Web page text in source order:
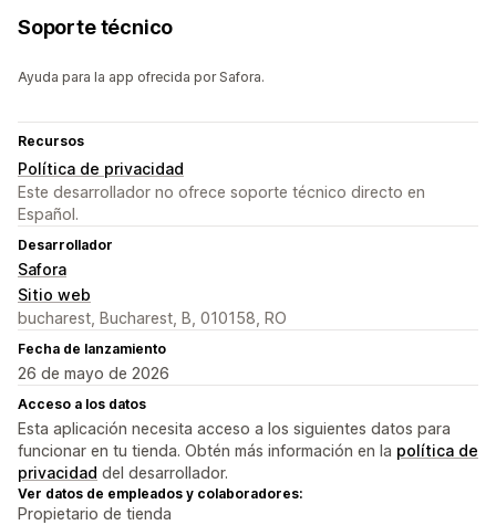
Soporte técnico
Ayuda para la app ofrecida por Safora.
Recursos
Política de privacidad
Este desarrollador no ofrece soporte técnico directo en
Español.
Desarrollador
Safora
Sitio web
bucharest, Bucharest, B, 010158, RO
Fecha de lanzamiento
26 de mayo de 2026
Acceso a los datos
Esta aplicación necesita acceso a los siguientes datos para
funcionar en tu tienda. Obtén más información en la política de
privacidad del desarrollador.
Ver datos de empleados y colaboradores:
Propietario de tienda